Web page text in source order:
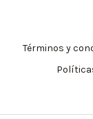
Términos y